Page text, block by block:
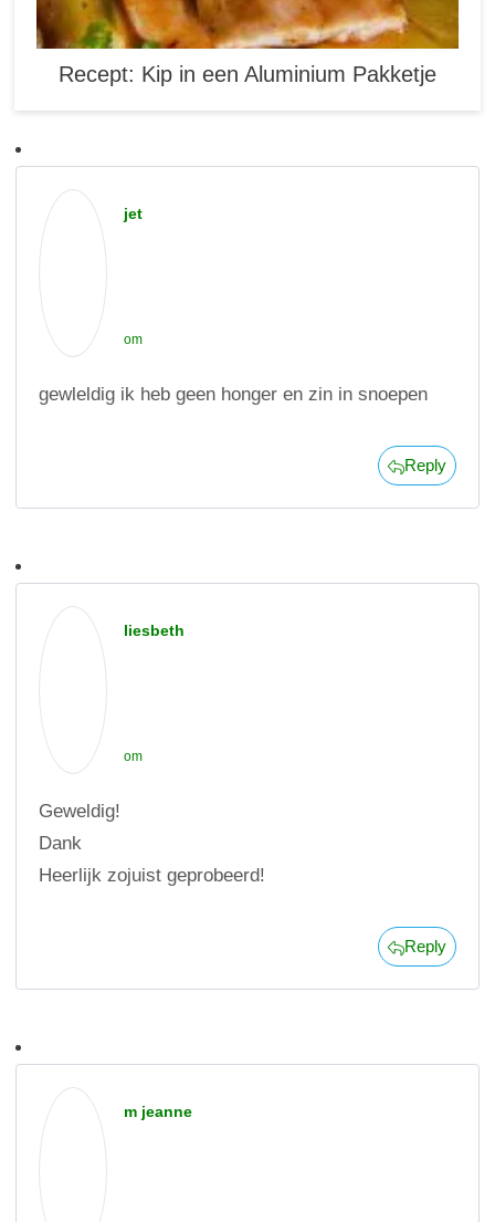
Recept: Kip in een Aluminium Pakketje
jet
om
gewleldig ik heb geen honger en zin in snoepen
Reply
liesbeth
om
Geweldig!
Dank
Heerlijk zojuist geprobeerd!
Reply
m jeanne